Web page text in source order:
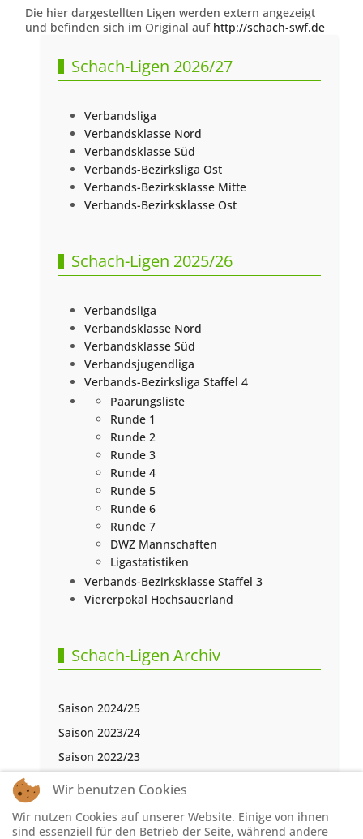
Die hier dargestellten Ligen werden extern angezeigt
und befinden sich im Original auf http://schach-swf.de
Schach-Ligen 2026/27
Verbandsliga
Verbandsklasse Nord
Verbandsklasse Süd
Verbands-Bezirksliga Ost
Verbands-Bezirksklasse Mitte
Verbands-Bezirksklasse Ost
Schach-Ligen 2025/26
Verbandsliga
Verbandsklasse Nord
Verbandsklasse Süd
Verbandsjugendliga
Verbands-Bezirksliga Staffel 4
Paarungsliste
Runde 1
Runde 2
Runde 3
Runde 4
Runde 5
Runde 6
Runde 7
DWZ Mannschaften
Ligastatistiken
Verbands-Bezirksklasse Staffel 3
Viererpokal Hochsauerland
Schach-Ligen Archiv
Saison 2024/25
Saison 2023/24
Saison 2022/23
Saison 2021/22
Saison 2019/20
Wir benutzen Cookies
Wir nutzen Cookies auf unserer Website. Einige von ihnen
sind essenziell für den Betrieb der Seite, während andere